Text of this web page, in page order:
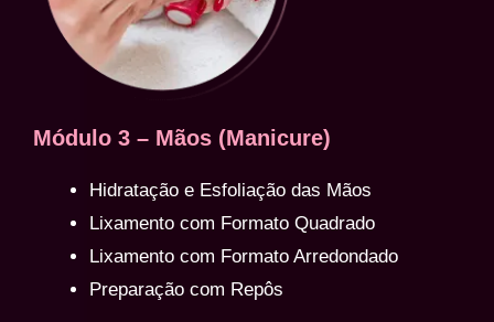
Módulo 3 – Mãos (Manicure)
Hidratação e Esfoliação das Mãos
Lixamento com Formato Quadrado
Lixamento com Formato Arredondado
Preparação com Repôs